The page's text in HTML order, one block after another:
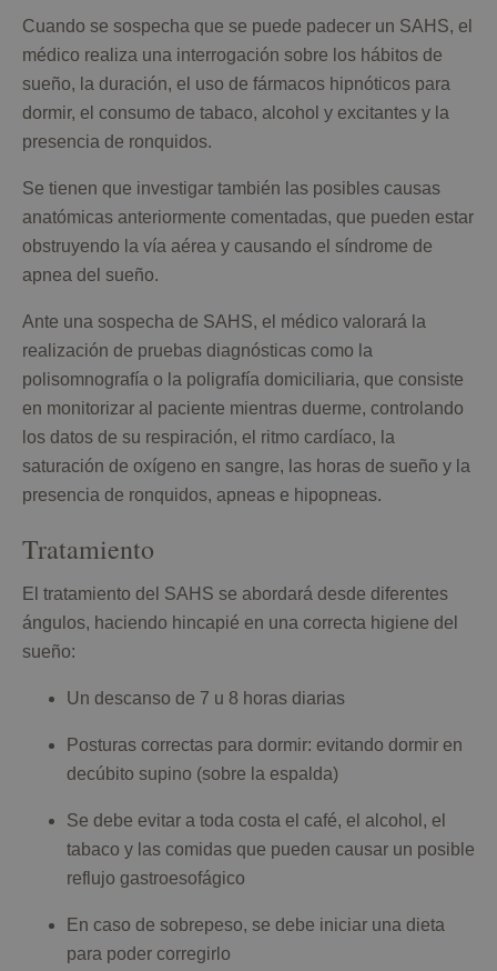
Cuando se sospecha que se puede padecer un SAHS, el
médico realiza una interrogación sobre los hábitos de
sueño, la duración, el uso de fármacos hipnóticos para
dormir, el consumo de tabaco, alcohol y excitantes y la
presencia de ronquidos.
Se tienen que investigar también las posibles causas
anatómicas anteriormente comentadas, que pueden estar
obstruyendo la vía aérea y causando el síndrome de
apnea del sueño.
Ante una sospecha de SAHS, el médico valorará la
realización de pruebas diagnósticas como la
polisomnografía o la poligrafía domiciliaria, que consiste
en monitorizar al paciente mientras duerme, controlando
los datos de su respiración, el ritmo cardíaco, la
saturación de oxígeno en sangre, las horas de sueño y la
presencia de ronquidos, apneas e hipopneas.
Tratamiento
El tratamiento del SAHS se abordará desde diferentes
ángulos, haciendo hincapié en una correcta higiene del
sueño:
Un descanso de 7 u 8 horas diarias
Posturas correctas para dormir: evitando dormir en
decúbito supino (sobre la espalda)
Se debe evitar a toda costa el café, el alcohol, el
tabaco y las comidas que pueden causar un posible
reflujo gastroesofágico
En caso de sobrepeso, se debe iniciar una dieta
para poder corregirlo